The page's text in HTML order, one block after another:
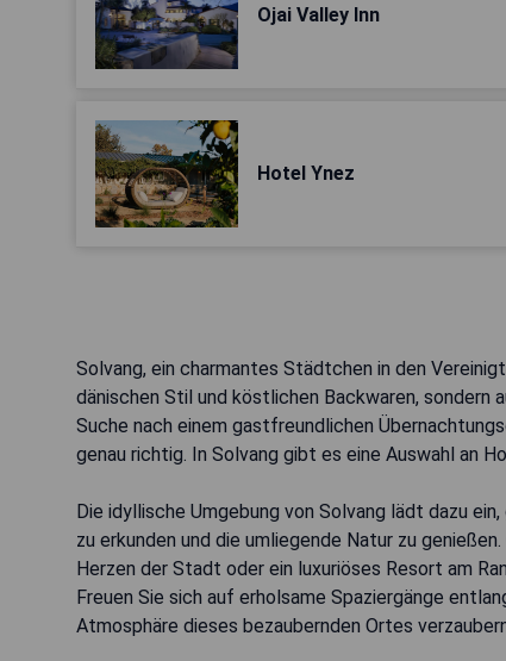
Ojai Valley Inn
Hotel Ynez
Solvang, ein charmantes Städtchen in den
dänischen Stil und köstlichen Backwaren, sondern
Suche nach einem gastfreundlichen
genau richtig. In Solvang gibt es eine Auswahl an
Die idyllische Umgebung von Solvang lädt dazu
zu erkunden und die umliegende Natur zu
Herzen der Stadt oder ein luxuriöses Resort am
Freuen Sie sich auf erholsame Spaziergänge
Atmosphäre dieses bezaubernden Ortes